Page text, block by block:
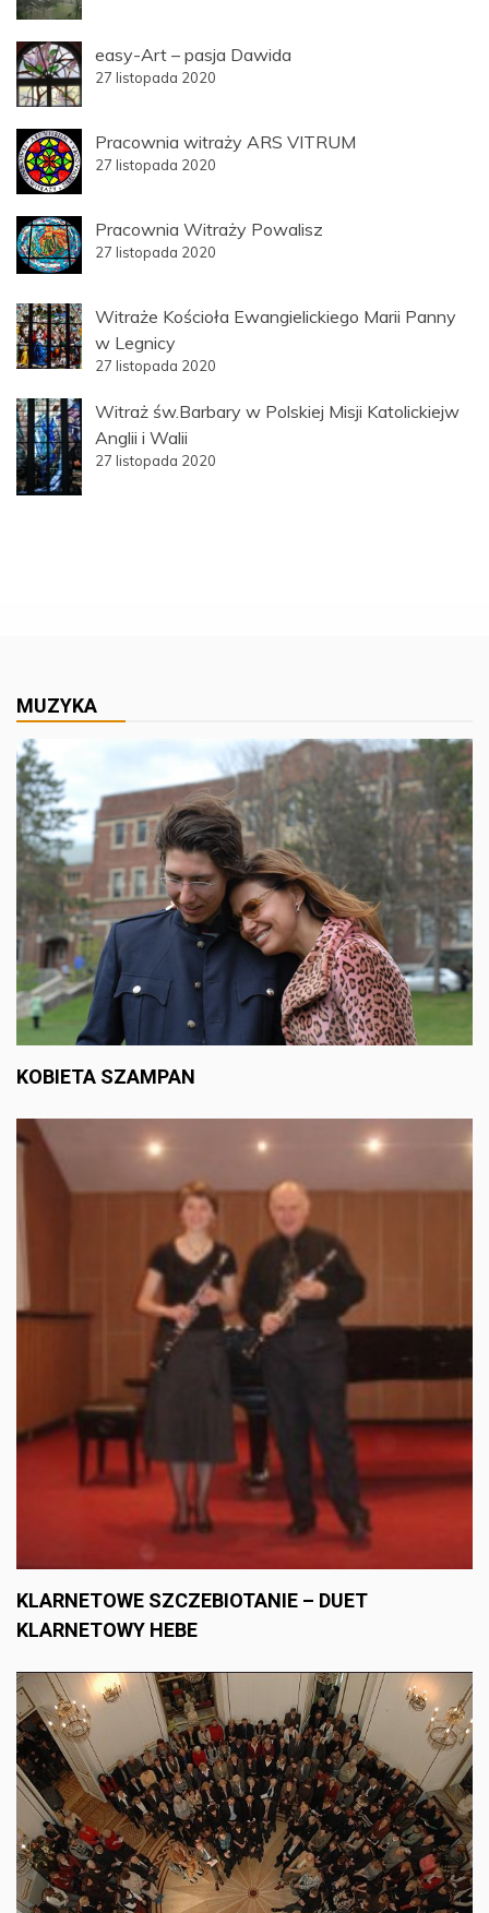
easy-Art – pasja Dawida
27 listopada 2020
Pracownia witraży ARS VITRUM
27 listopada 2020
Pracownia Witraży Powalisz
27 listopada 2020
Witraże Kościoła Ewangielickiego Marii Panny
w Legnicy
27 listopada 2020
Witraż św.Barbary w Polskiej Misji Katolickiejw
Anglii i Walii
27 listopada 2020
MUZYKA
KOBIETA SZAMPAN
KLARNETOWE SZCZEBIOTANIE – DUET
KLARNETOWY HEBE